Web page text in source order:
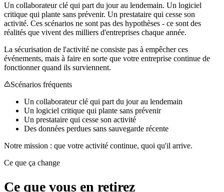
Un collaborateur clé qui part du jour au lendemain. Un logiciel
critique qui plante sans prévenir. Un prestataire qui cesse son
activité. Ces scénarios ne sont pas des hypothèses - ce sont des
réalités que vivent des milliers d'entreprises chaque année.
La sécurisation de l'activité ne consiste pas à empêcher ces
événements, mais à faire en sorte que votre entreprise continue de
fonctionner quand ils surviennent.
Scénarios fréquents
Un collaborateur clé qui part du jour au lendemain
Un logiciel critique qui plante sans prévenir
Un prestataire qui cesse son activité
Des données perdues sans sauvegarde récente
Notre mission : que votre activité continue, quoi qu'il arrive.
Ce que ça change
Ce que vous en retirez